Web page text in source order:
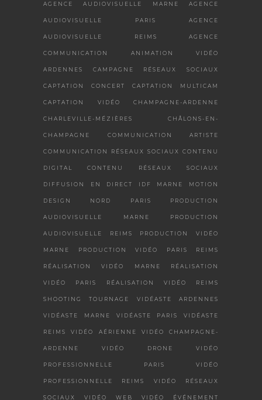
AGENCE AUDIOVISUELLE MARNE AGENCE
AUDIOVISUELLE PARIS AGENCE
AUDIOVISUELLE REIMS AGENCE
COMMUNICATION ANIMATION VIDÉO
ARDENNES CAMPAGNE RÉSEAUX SOCIAUX
CAPTATION CONCERT CAPTATION MULTICAM
CAPTATION VIDÉO CHAMPAGNE-ARDENNE
CHARLEVILLE-MÉZIÈRES CHÂLONS-EN-
CHAMPAGNE COMMUNICATION ARTISTE
COMMUNICATION RÉSEAUX SOCIAUX CONTENU
DIGITAL CONTENU RÉSEAUX SOCIAUX
DIFFUSION EN DIRECT IDF MARNE MOTION
DESIGN NORD PARIS PRODUCTION
AUDIOVISUELLE MARNE PRODUCTION
AUDIOVISUELLE REIMS PRODUCTION VIDÉO
MARNE PRODUCTION VIDÉO PARIS REIMS
RÉALISATION VIDÉO MARNE RÉALISATION
VIDÉO PARIS RÉALISATION VIDÉO REIMS
SHOOTING TOURNAGE VIDÉASTE ARDENNES
VIDÉASTE MARNE VIDÉASTE PARIS VIDÉASTE
REIMS VIDÉO AÉRIENNE VIDÉO CHAMPAGNE-
ARDENNE VIDÉO DRONE VIDÉO
PROFESSIONNELLE PARIS VIDÉO
PROFESSIONNELLE REIMS VIDÉO RÉSEAUX
SOCIAUX VIDÉO WEB VIDÉO ÉVÉNEMENT